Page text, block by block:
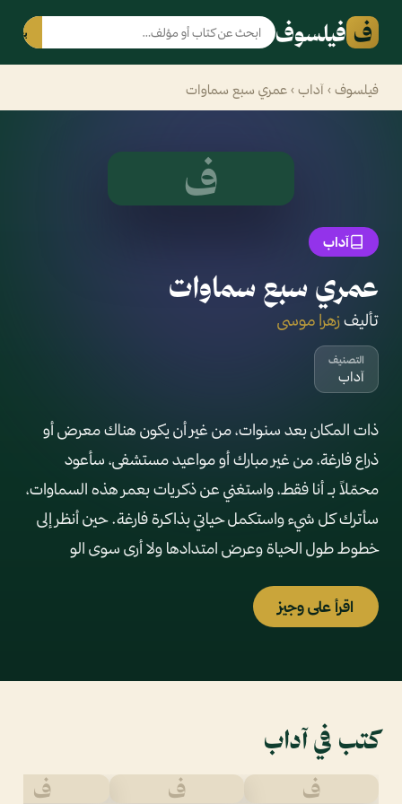
ف فيلسوف بحث
فيلسوف › آداب › عمري سبع سماوات
ف
آداب
عمري سبع سماوات
تأليفزهرا موسى
التصنيف
آداب
ذات المكان بعد سنوات، من غير أن يكون هناك معرض أو
ذراع فارغة، من غير مبارك أو مواعيد مستشفى، سأعود
محمّلاً بـ أنا فقط، واستغني عن ذكريات بعمر هذه السماوات،
سأترك كل شيء واستكمل حياتي بذاكرة فارغة. حين أنظر إلى
خطوط طول الحياة وعرض امتدادها ولا أرى سوى الو
اقرأ على وجيز
كتب في آداب
ف ف ف